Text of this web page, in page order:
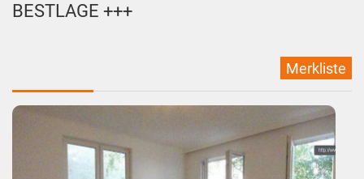
BESTLAGE +++
Merkliste